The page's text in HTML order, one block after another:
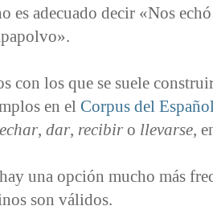
es adecuado decir «Nos
con los que se suele
en el Corpus del
echar, dar, recibir o llevarse,
una opción mucho más
son válidos.